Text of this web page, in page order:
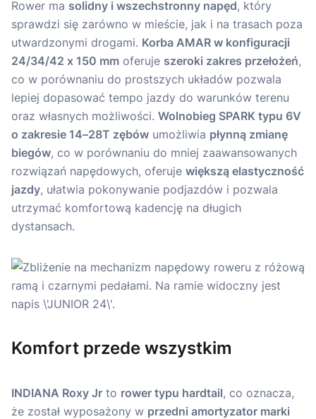
Rower ma solidny i wszechstronny napęd, który
sprawdzi się zarówno w mieście, jak i na trasach poza
utwardzonymi drogami. Korba AMAR w konfiguracji
24/34/42 x 150 mm oferuje szeroki zakres przełożeń,
co w porównaniu do prostszych układów pozwala
lepiej dopasować tempo jazdy do warunków terenu
oraz własnych możliwości. Wolnobieg SPARK typu 6V
o zakresie 14–28T zębów umożliwia płynną zmianę
biegów, co w porównaniu do mniej zaawansowanych
rozwiązań napędowych, oferuje większą elastyczność
jazdy, ułatwia pokonywanie podjazdów i pozwala
utrzymać komfortową kadencję na długich
dystansach.
Komfort przede wszystkim
INDIANA Roxy Jr to rower typu hardtail, co oznacza,
że został wyposażony w przedni amortyzator marki